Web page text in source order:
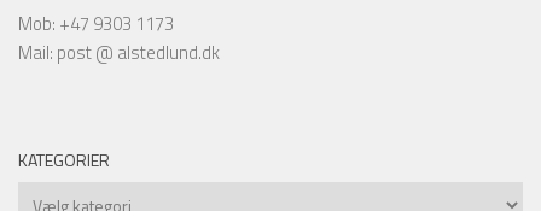
Mob: +47 9303 1173
Mail: post @ alstedlund.dk
KATEGORIER
Kategorier